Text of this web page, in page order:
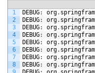
1
2
3
4
5
6
7
8
DEBUG: org.
DEBUG: org.
DEBUG: org.
DEBUG: org.
DEBUG: org.
DEBUG: org.
DEBUG: org.
DEBUG: org.